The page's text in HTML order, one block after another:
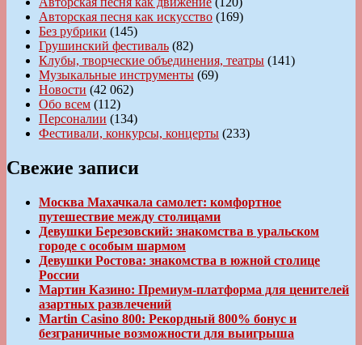
Авторская песня как искусство (169)
Без рубрики (145)
Грушинский фестиваль (82)
Клубы, творческие объединения, театры (141)
Музыкальные инструменты (69)
Новости (42 062)
Обо всем (112)
Персоналии (134)
Фестивали, конкурсы, концерты (233)
Свежие записи
Москва Махачкала самолет: комфортное
путешествие между столицами
Девушки Березовский: знакомства в уральском
городе с особым шармом
Девушки Ростова: знакомства в южной столице
России
Мартин Казино: Премиум-платформа для ценителей
азартных развлечений
Martin Casino 800: Рекордный 800% бонус и
безграничные возможности для выигрыша